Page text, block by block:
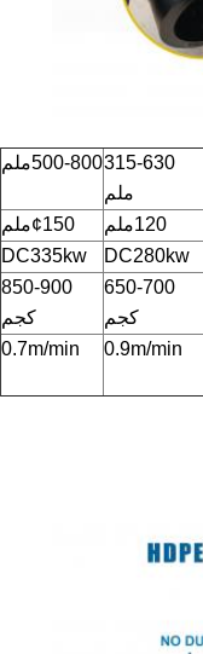
315-630
ملم
500-800ملم
120ملم
¢150ملم
DC280kw
DC335kw
650-700
كجم
850-900
كجم
0.9m/min
0.7m/min